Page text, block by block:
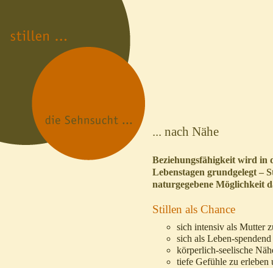
... nach Nähe
Beziehungsfähigkeit wird in
Lebenstagen grundgelegt –
naturgegebene Möglichkeit
Stillen als Chance
sich intensiv als Mutter
sich als Leben-
körperlich-seelische
tiefe Gefühle zu erleben